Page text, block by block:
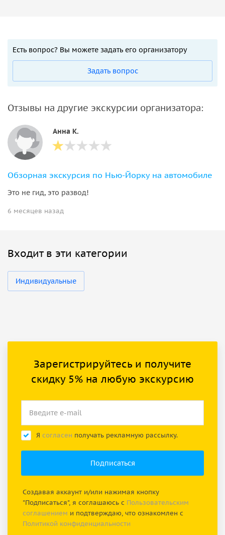
Есть вопрос? Вы можете задать его организатору
Задать вопрос
Отзывы на другие экскурсии организатора:
Анна K.
Обзорная экскурсия по Нью-Йорку на автомобиле
Это не гид, это развод!
6 месяцев назад
Входит в эти категории
Индивидуальные
Зарегистрируйтесь и получите
скидку 5% на любую экскурсию
Я согласен получать рекламную рассылку.
Создавая аккаунт и/или нажимая кнопку
"Подписаться", я соглашаюсь с Пользовательским
соглашением и подтверждаю, что ознакомлен с
Политикой конфиденциальности